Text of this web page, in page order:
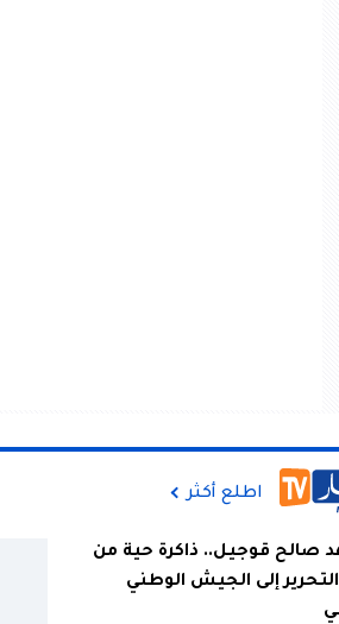
اطلع أكثر
صالح قوجيل.. ذاكرة حية من
إلى الجيش الوطني